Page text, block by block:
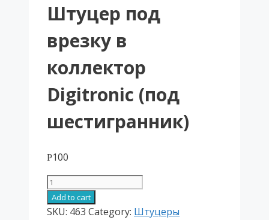
Штуцер под
врезку в
коллектор
Digitronic (под
шестигранник)
Р100
Штуцер
под
врезку
Add to cart
SKU: 463 Category: Штуцеры